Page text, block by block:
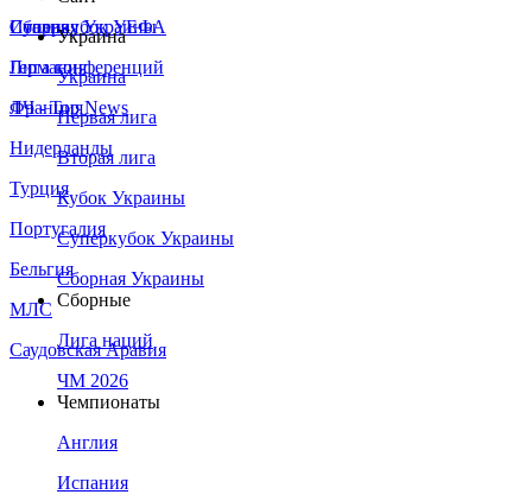
Сборная Украины
Италия
Германия
Франция
Нидерланды
Турция
Португалия
Бельгия
МЛС
Саудовская Аравия
Суперкубок УЕФА
Лига конференций
ЛЧ - Top News
Украина
Украина
Первая лига
Вторая лига
Кубок Украины
Суперкубок Украины
Сборная Украины
Сборные
Лига наций
ЧМ 2026
Чемпионаты
Англия
Испания